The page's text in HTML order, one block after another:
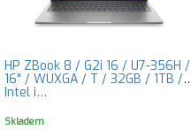
HP ZBook 8 / G2i 16 / U7-356H /
16" / WUXGA / T / 32GB / 1TB /
Intel i…
Skladem